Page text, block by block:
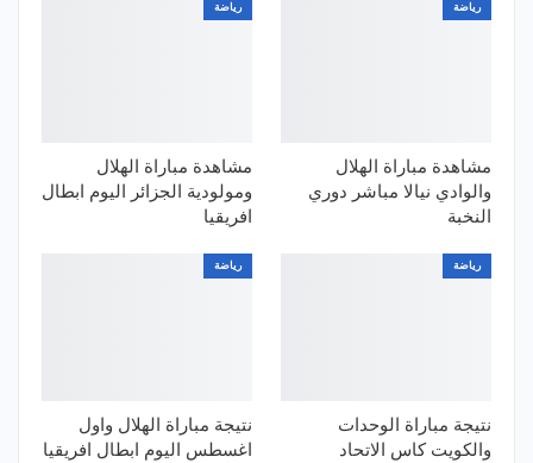
رياضة
مشاهدة مباراة الهلال
والوادي نيالا مباشر دوري
النخبة
رياضة
مشاهدة مباراة الهلال
ومولودية الجزائر اليوم ابطال
افريقيا
رياضة
نتيجة مباراة الوحدات
والكويت كاس الاتحاد
رياضة
نتيجة مباراة الهلال واول
اغسطس اليوم ابطال افريقيا